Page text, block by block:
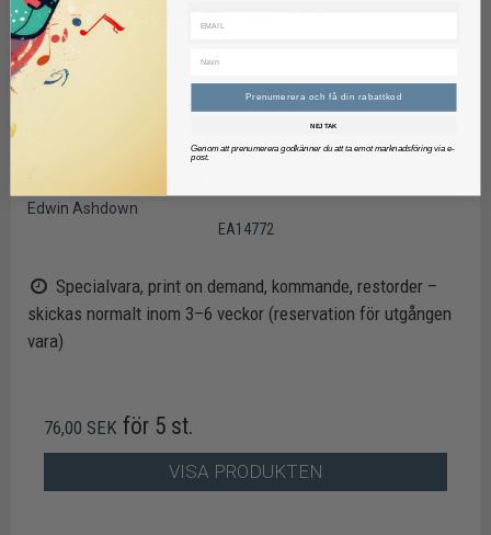
Jeffery Kemp: A King Is Born
Edwin Ashdown
EA14772
Specialvara, print on demand, kommande, restorder –
skickas normalt inom 3–6 veckor (reservation för utgången
vara)
76,00 SEK för 5 st.
VISA PRODUKTEN
Prenumerera och få din rabattkod
NEJ TAK
Genom att prenumerera godkänner du att ta emot marknadsföring via e-
post.